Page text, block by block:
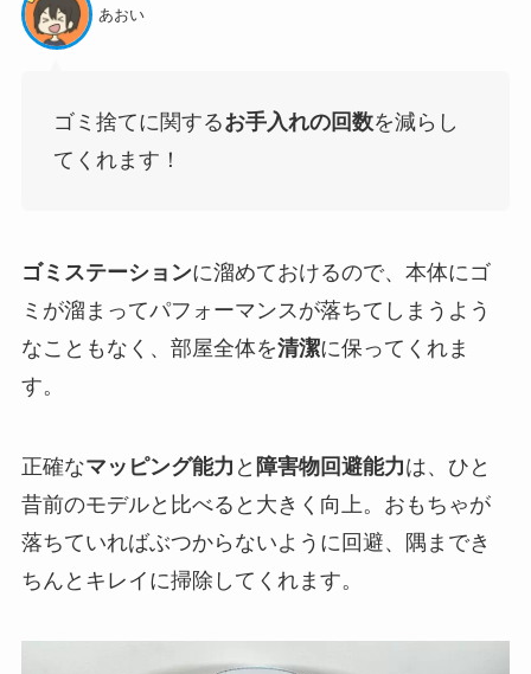
あおい
ゴミ捨てに関するお手入れの回数を減らし
てくれます！
ゴミステーションに溜めておけるので、本体にゴ
ミが溜まってパフォーマンスが落ちてしまうよう
なこともなく、部屋全体を清潔に保ってくれま
す。
正確なマッピング能力 と 障害物回避能力は、ひと
昔前のモデルと比べると大きく向上。おもちゃが
落ちていればぶつからないように回避、隅までき
ちんとキレイに掃除してくれます。